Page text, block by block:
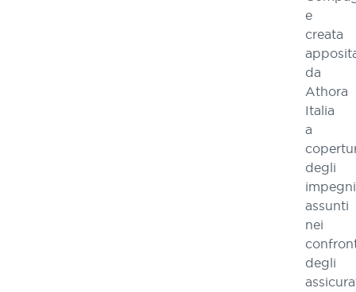
e
creata
da
Athora
Italia
a
degli
impegni
assunti
nei
degli